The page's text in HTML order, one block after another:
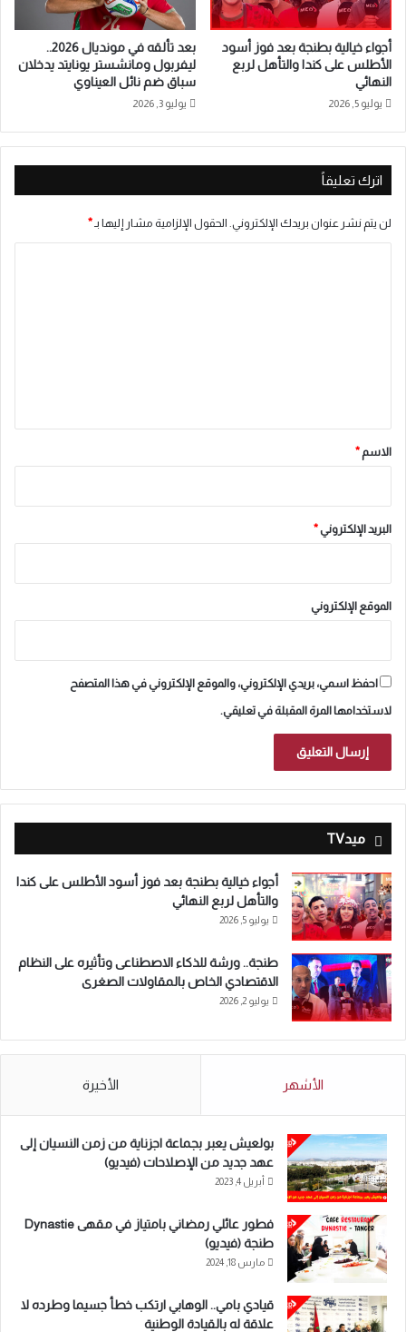
أجواء خيالية بطنجة بعد فوز أسود
الأطلس على كندا والتأهل لربع
النهائي
يوليو 5, 2026
بعد تألقه في مونديال 2026..
ليفربول ومانشستر يونايتد يدخلان
سباق ضم نائل العيناوي
يوليو 3, 2026
اترك تعليقاً
لن يتم نشر عنوان بريدك الإلكتروني. الحقول الإلزامية مشار إليها بـ *
*
الاسم *
البريد الإلكتروني*
الموقع الإلكتروني
احفظ اسمي، بريدي الإلكتروني، والموقع الإلكتروني في هذا المتصفح
لاستخدامها المرة المقبلة في تعليقي.
ميدTV
أجواء خيالية بطنجة بعد فوز أسود الأطلس على كندا
والتأهل لربع النهائي
يوليو 5, 2026
طنجة.. ورشة للذكاء الاصطناعى وتأثيره على النظام
الاقتصادي الخاص بالمقاولات الصغرى
يوليو 2, 2026
الأشهر الأخيرة
بولعيش يعبر بجماعة اجزناية من زمن النسيان إلى
عهد جديد من الإصلاحات (فيديو)
أبريل 4, 2023
فطور عائلي رمضاني بامتياز في مقهى Dynastie
طنجة (فيديو)
مارس 18, 2024
قيادي بامي.. الوهابي ارتكب خطأ جسيما وطرده لا
علاقة له بالقيادة الوطنية